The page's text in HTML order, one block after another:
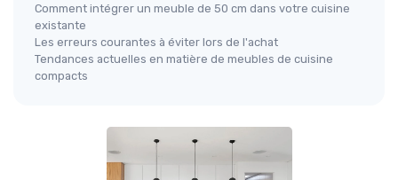
Comment intégrer un meuble de 50 cm dans votre cuisine
existante
Les erreurs courantes à éviter lors de l'achat
Tendances actuelles en matière de meubles de cuisine
compacts